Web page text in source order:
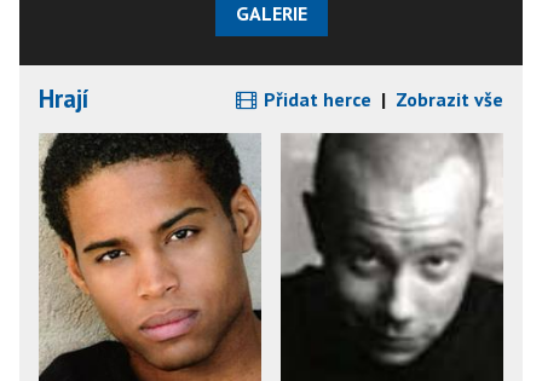
GALERIE
Hrají Přidat herce | Zobrazit vše